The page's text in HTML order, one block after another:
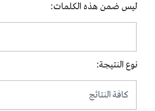
ليس ضمن هذه الكلمات:
نوع النتيجة: